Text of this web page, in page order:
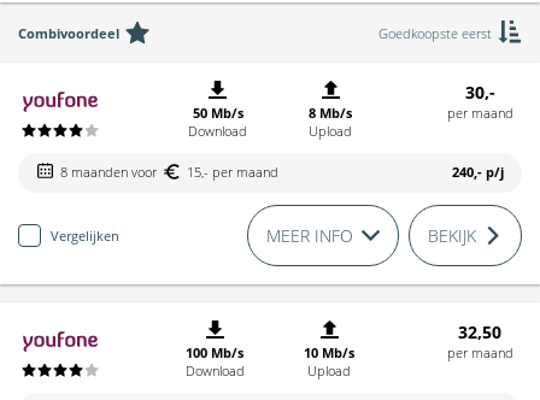
Combivoordeel Goedkoopste eerst
50 Mb/s
Download
8 Mb/s
Upload
30,-
per maand
8 maanden voor 15,- per maand 240,- p/j
Vergelijken MEER INFO BEKIJK
100 Mb/s
Download
10 Mb/s
Upload
32,50
per maand